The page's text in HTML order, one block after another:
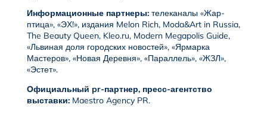
Информационные партнеры: телеканалы «Жар-
птица», «ЭХ!», издания Melon Rich, Moda&Art in Russia,
The Beauty Queen, Kleo.ru, Modern Megapolis Guide,
«Львиная доля городских новостей», «Ярмарка
Мастеров», «Новая Деревня», «Параллель», «ЖЗЛ»,
«Эстет».
Официальный pr-партнер, пресс-агентство
выставки:Maestro Agency PR.